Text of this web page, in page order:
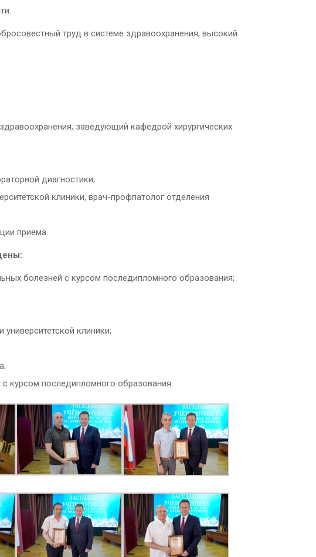
труд в системе здравоохранения, высокий
заведующий кафедрой хирургических
диагностики;
клиники, врач-профпатолог отделения
приема.
болезней с курсом последипломного образования;
клиники;
курсом последипломного образования.